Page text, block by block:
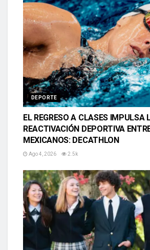
DEPORTE
EL REGRESO A CLASES IMPULSA
REACTIVACIÓN DEPORTIVA
MEXICANOS: DECATHLON
Ago 4, 2026 2.5k